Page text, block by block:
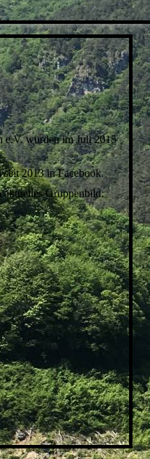
e.V. wurden im Juli 2015
seit 2013 in Facebook.
Gruppenbild.